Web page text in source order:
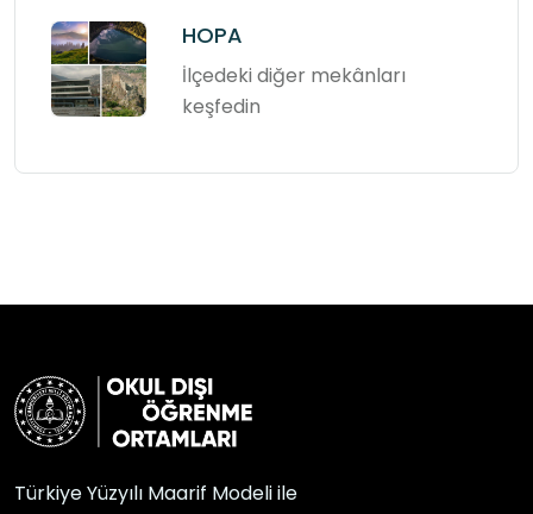
HOPA
İlçedeki diğer mekânları
keşfedin
Türkiye Yüzyılı Maarif Modeli ile